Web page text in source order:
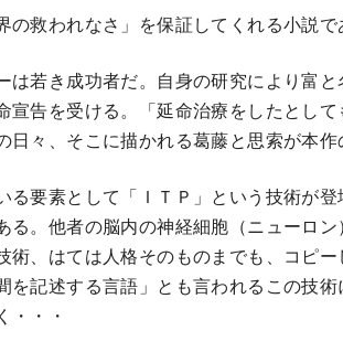
救われなさ」を保証してくれる小説で
若き成功者だ。自身の研究により富
宣告を受ける。「延命治療をしたとし
々、そこに描かれる葛藤と思索が本作
要素として「ＩＴＰ」という技術が
る。他者の脳内の神経細胞（ニューロ
術、はては人格そのものまでも、コピ
を記述する言語」とも言われるこの技
・・・